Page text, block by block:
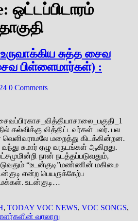
ஒட்டப்பிடாரம்
சுத்த சைவ
பிள்ளைமார்கள்) :
0 Comments
கல்விக்கு வித்திட்டவர்கள் பலர். பல
மறைத்து கிடக்கின்றன.
வந்து சுமார் ஏழு வருடங்கள் ஆகிறது.
நான் நடத்தப்படுவதும்,
“உடன்குடி”மண்ணின் மகிமை
என்ற பெயருக்கேற்ப
உடன்குடி…
, TODAY VOC NEWS, VOC SONGS,
வரலாறு